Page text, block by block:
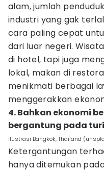
alam, jumlah
industri yang gak
cara paling cepat
dari luar negeri.
di hotel, tapi juga
lokal, makan di
menikmati berbagai
menggerakkan
4. Bahkan ekonomi
bergantung pada
ilustrasi Bangkok, Thailand
Ketergantungan
hanya ditemukan